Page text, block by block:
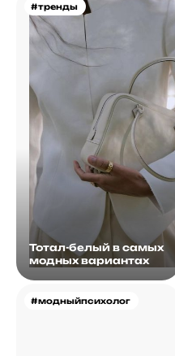
#тренды
Тотал-белый в самых
модных вариантах
#модныйпсихолог